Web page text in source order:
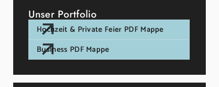
Unser Portfolio
Hochzeit & Private Feier PDF Mappe
Business PDF Mappe